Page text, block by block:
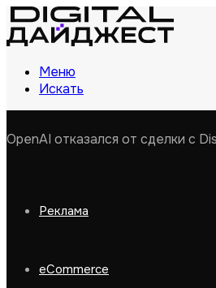
Меню
Искать
OpenAI отказался от сделки с
Реклама
eCommerce